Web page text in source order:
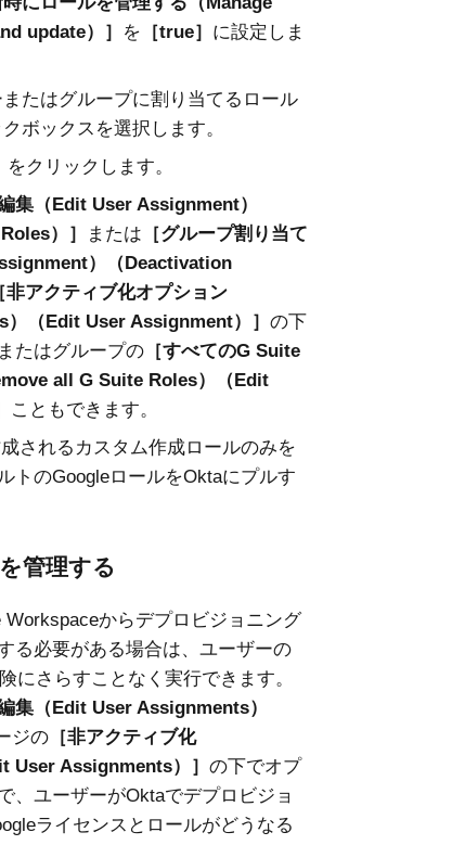
update）
を true
に設定しま
たはグループに割り当てるロール
ボックスを選択します。
をクリックします。
集（Edit User Assignment）
）
または
グループ割り当て
）（Deactivation
非アクティブ化オプション
（Edit User Assignment）
の下
たはグループの
すべてのG Suite
all G Suite Roles）（Edit
こともできます。
されるカスタム作成ロールのみを
トのGoogleロールをOktaにプルす
管理する
Workspaceからデプロビジョニング
る必要がある場合は、ユーザーの
にさらすことなく実行できます。
集（Edit User Assignments）
ジの
非アクティブ化
User Assignments）
の下でオプ
、ユーザーがOktaでデプロビジョ
ライセンスとロールがどうなる